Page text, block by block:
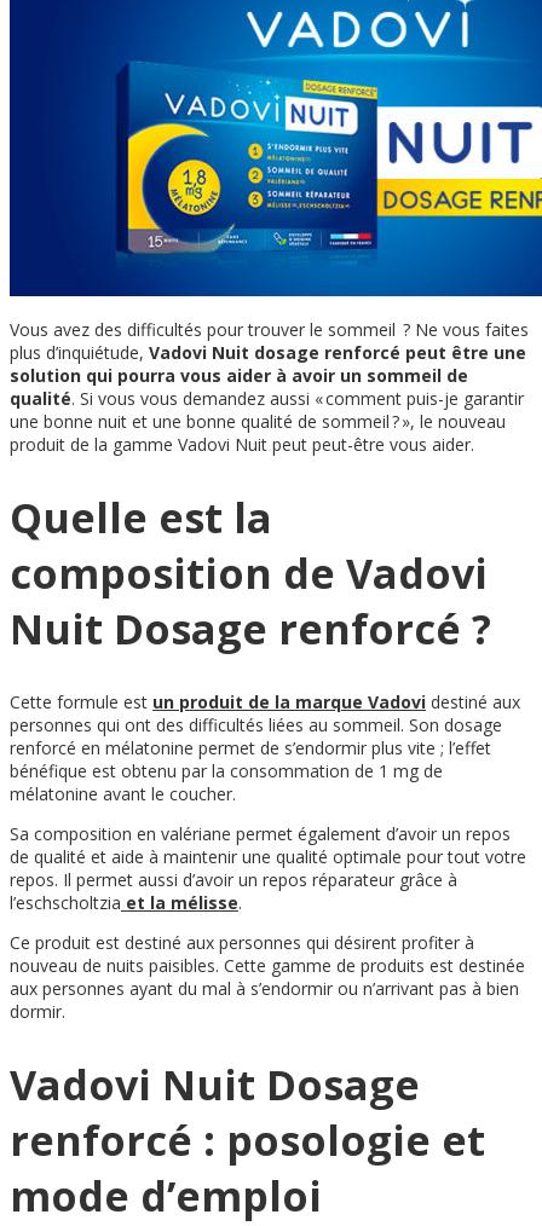
Vous avez des difficultés pour trouver le sommeil ? Ne vous faites
plus d’inquiétude, Vadovi Nuit dosage renforcé peut être une
solution qui pourra vous aider à avoir un sommeil de
qualité. Si vous vous demandez aussi « comment puis-je garantir
une bonne nuit et une bonne qualité de sommeil ? », le nouveau
produit de la gamme Vadovi Nuit peut peut-être vous aider.
Quelle est la
composition de Vadovi
Nuit Dosage renforcé ?
Cette formule est un produit de la marque Vadovi destiné aux
personnes qui ont des difficultés liées au sommeil. Son dosage
renforcé en mélatonine permet de s’endormir plus vite ; l’effet
bénéfique est obtenu par la consommation de 1 mg de
mélatonine avant le coucher.
Sa composition en valériane permet également d’avoir un repos
de qualité et aide à maintenir une qualité optimale pour tout votre
repos. Il permet aussi d’avoir un repos réparateur grâce à
l’eschscholtzia et la mélisse.
Ce produit est destiné aux personnes qui désirent profiter à
nouveau de nuits paisibles. Cette gamme de produits est destinée
aux personnes ayant du mal à s’endormir ou n’arrivant pas à bien
dormir.
Vadovi Nuit Dosage
renforcé : posologie et
mode d’emploi